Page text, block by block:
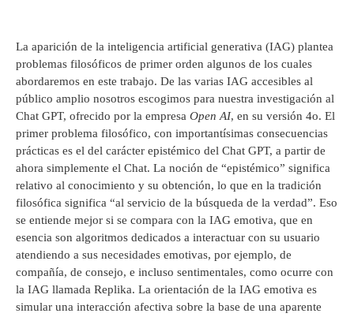
La aparición de la inteligencia artificial generativa (IAG) plantea
problemas filosóficos de primer orden algunos de los cuales
abordaremos en este trabajo. De las varias IAG accesibles al
público amplio nosotros escogimos para nuestra investigación al
Chat GPT, ofrecido por la empresa Open AI, en su versión 4o. El
primer problema filosófico, con importantísimas consecuencias
prácticas es el del carácter epistémico del Chat GPT, a partir de
ahora simplemente el Chat. La noción de “epistémico” significa
relativo al conocimiento y su obtención, lo que en la tradición
filosófica significa “al servicio de la búsqueda de la verdad”. Eso
se entiende mejor si se compara con la IAG emotiva, que en
esencia son algoritmos dedicados a interactuar con su usuario
atendiendo a sus necesidades emotivas, por ejemplo, de
compañía, de consejo, e incluso sentimentales, como ocurre con
la IAG llamada Replika. La orientación de la IAG emotiva es
simular una interacción afectiva sobre la base de una aparente